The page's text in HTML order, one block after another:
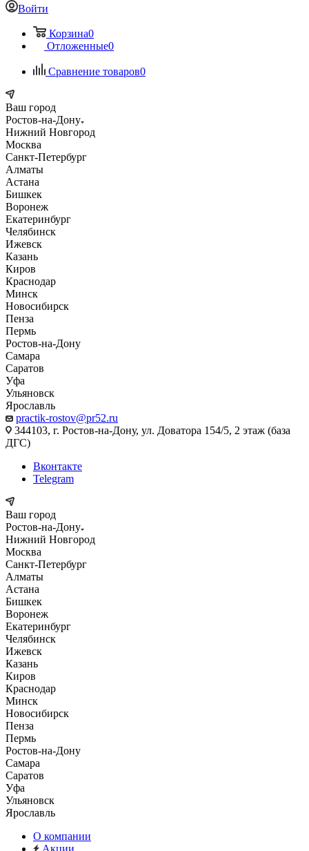
Войти
Корзина0
Отложенные0
Сравнение товаров0
Ваш город
Ростов-на-Дону
Нижний Новгород
Москва
Санкт-Петербург
Алматы
Астана
Бишкек
Воронеж
Екатеринбург
Челябинск
Ижевск
Казань
Киров
Краснодар
Минск
Новосибирск
Пенза
Пермь
Ростов-на-Дону
Самара
Саратов
Уфа
Ульяновск
Ярославль
practik-rostov@pr52.ru
344103, г. Ростов-на-Дону, ул. Доватора 154/5, 2 этаж (база
ДГС)
Вконтакте
Telegram
Ваш город
Ростов-на-Дону
Нижний Новгород
Москва
Санкт-Петербург
Алматы
Астана
Бишкек
Воронеж
Екатеринбург
Челябинск
Ижевск
Казань
Киров
Краснодар
Минск
Новосибирск
Пенза
Пермь
Ростов-на-Дону
Самара
Саратов
Уфа
Ульяновск
Ярославль
О компании
Акции